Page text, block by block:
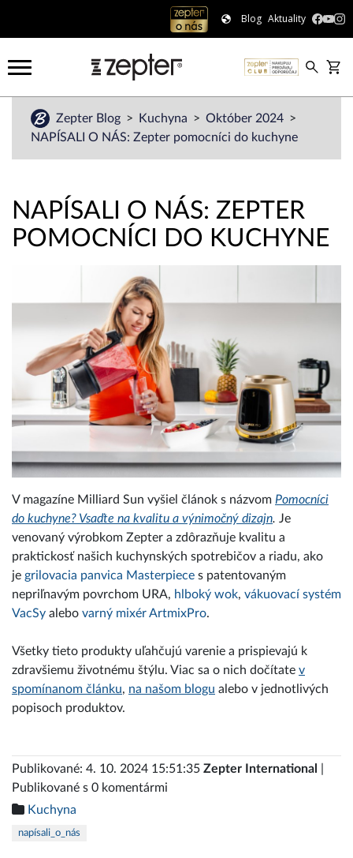
Blog Aktuality
Zepter Blog Kuchyna
Október 2024
NAPÍSALI O NÁS: Zepter pomocníci do kuchyne
NAPÍSALI O NÁS: ZEPTER
POMOCNÍCI DO KUCHYNE
V magazíne Milliard Sun vyšiel článok s názvom Pomocníci
do kuchyne? Vsaďte na kvalitu a výnimočný dizajn. Je
venovaný výrobkom Zepter a zdôrazňuje kvalitu a
praktickosť našich kuchynských spotrebičov a riadu, ako
je grilovacia panvica Masterpiece s patentovaným
nepriľnavým povrchom URA, hlboký wok, vákuovací systém
VacSy alebo varný mixér ArtmixPro.
Všetky tieto produkty uľahčujú varenie a prispievajú k
zdravšiemu životnému štýlu. Viac sa o nich dočítate v
spomínanom článku, na našom blogu alebo v jednotlivých
popisoch produktov.
Publikované: 4. 10. 2024 15:51:35 Zepter International
Publikované s 0 komentármi
Kuchyna
napísali_o_nás